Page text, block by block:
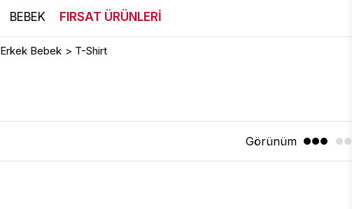
BEBEK FIRSAT ÜRÜNLERİ
Erkek Bebek > T-Shirt
Görünüm